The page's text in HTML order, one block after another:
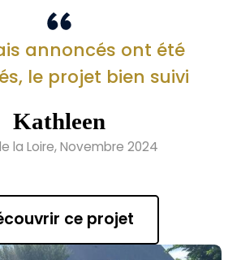
annoncés ont été
le projet bien suivi
Kathleen
la Loire, Novembre 2024
ce projet